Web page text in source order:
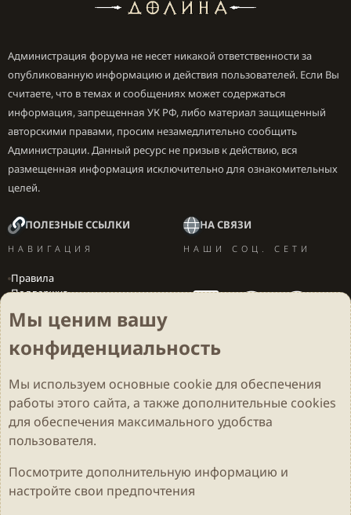
Администрация форума не несет никакой ответственности за
опубликованную информацию и действия пользователей. Если Вы
считаете, что в темах и сообщениях может содержаться
информация, запрещенная УК РФ, либо материал защищенный
авторскими правами, просим незамедлительно сообщить
Администрации. Данный ресурс не призыв к действию, вся
размещенная информация исключительно для ознакомительных
целей.
ПОЛЕЗНЫЕ ССЫЛКИ
НАВИГАЦИЯ
Правила
Поддержка
Локализация игр
НА СВЯЗИ
НАШИ СОЦ. СЕТИ
Cookies Darkdale - Основа [v.2.3.2 rc1] 🔥
Русский (RU)
Обратная связь
Условия и правила
Политика конфиденциальности
Помощь
R
ЛокализацияLiaNdrY
Мы ценим вашу
конфиденциальность
Мы используем основные cookieдля обеспечения
работы этого сайта, а также дополнительные cookies
для обеспечения максимального удобства
пользователя.
Посмотрите дополнительную информацию и
настройте свои предпочтения